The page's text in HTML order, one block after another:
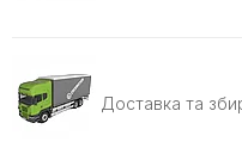
Доставка та